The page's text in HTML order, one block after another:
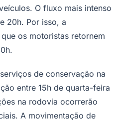
O fluxo mais intenso
20h. Por isso, a
os motoristas retornem
de conservação na
entre 15h de quarta-feira
na rodovia ocorrerão
A movimentação de